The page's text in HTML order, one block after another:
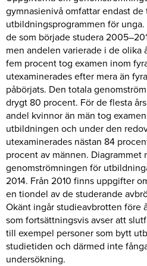
gymnasienivå omfattar endast de
utbildningsprogrammen för
de som började studera
men andelen varierade i de olika
fem procent tog examen inom
utexaminerades efter mera än
påbörjats. Den totala
drygt 80 procent. För de flesta
andel kvinnor än män tog
utbildningen och under den
utexaminerades nästan 84
procent av männen. Diagrammet
genomströmningen för
2014. Från 2010 finns uppgifter
en tiondel av de studerande
Okänt ingår studieavbrotten före
som fortsättningsvis avser att
till exempel personer som bytt
studietiden och därmed inte
undersökning.